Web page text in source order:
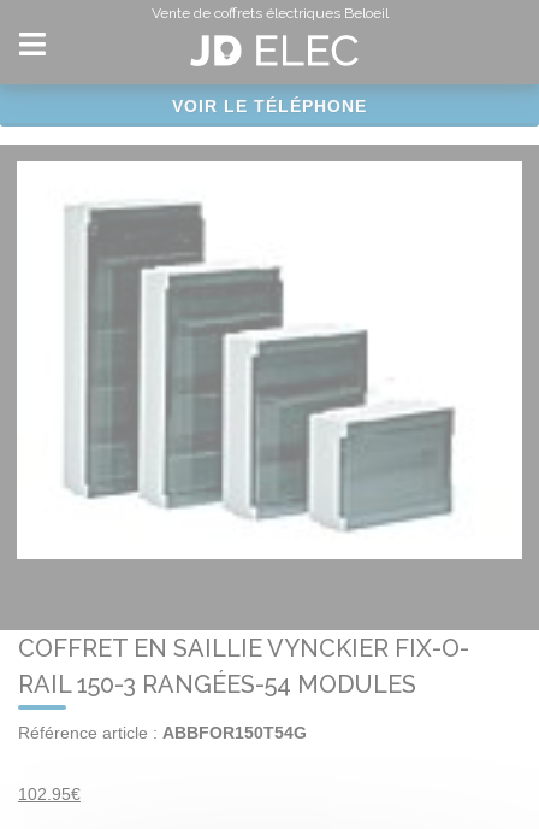
Vente de coffrets électriques Beloeil
VOIR LE TÉLÉPHONE
COFFRET EN SAILLIE VYNCKIER FIX-O-
RAIL 150-3 RANGÉES-54 MODULES
Référence article : ABBFOR150T54G
102.95€
Panneau de gestion des cookies